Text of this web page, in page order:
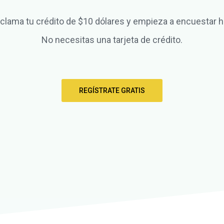
tu crédito de $10 dólares y empieza a encuestar
No necesitas una tarjeta de crédito.
REGÍSTRATE GRATIS